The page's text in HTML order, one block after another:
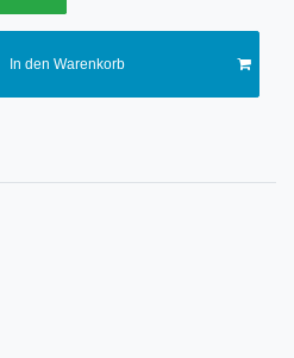
In den Warenkorb